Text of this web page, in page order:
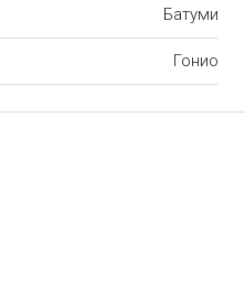
Батуми
Гонио